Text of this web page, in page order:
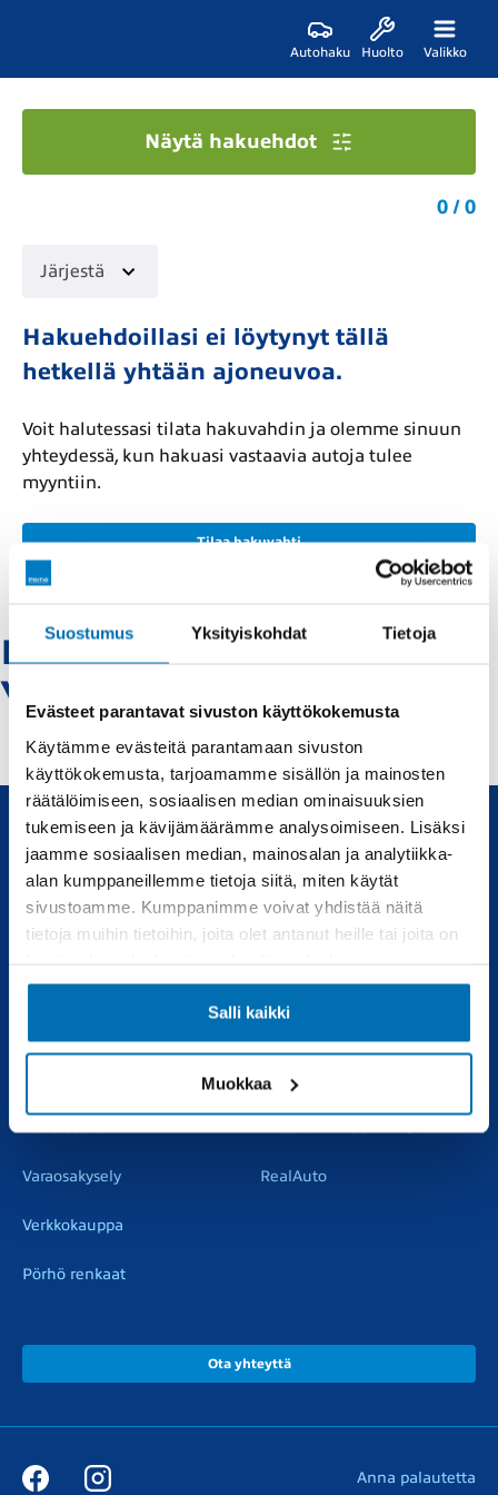
Suostumus Yksityiskohdat Tietoja
Evästeet parantavat sivuston käyttökokemusta
Käytämme evästeitä parantamaan sivuston
käyttökokemusta, tarjoamamme sisällön ja mainosten
räätälöimiseen, sosiaalisen median ominaisuuksien
tukemiseen ja kävijämäärämme analysoimiseen. Lisäksi
jaamme sosiaalisen median, mainosalan ja analytiikka-
alan kumppaneillemme tietoja siitä, miten käytät
sivustoamme. Kumppanimme voivat yhdistää näitä
tietoja muihin tietoihin, joita olet antanut heille tai joita on
Salli kaikki
Muokkaa
Autohaku Huolto Valikko
Mazda-ylivieska -
Vaihtoautot
Näytä hakuehdot
0 / 0
Järjestä
Hakuehdoillasi ei löytynyt tällä
hetkellä yhtään ajoneuvoa.
Voit halutessasi tilata hakuvahdin ja olemme sinuun
yhteydessä, kun hakuasi vastaavia autoja tulee
myyntiin.
Tilaa hakuvahti
Uudet ja käytetyt autot, sekä huollot joka tarpeeseen.
Automyynti Huolto
Vauriokorjaus
Varaosakysely
Verkkokauppa
Pörhö renkaat
RealAuto
Ota yhteyttä
Anna palautetta